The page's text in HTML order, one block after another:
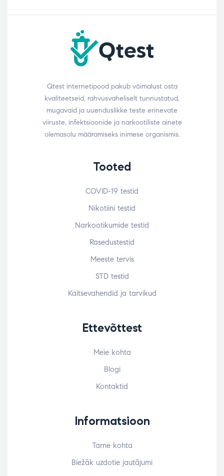
Qtest internetipood pakub võimalust osta
kvaliteetseid, rahvusvaheliselt tunnustatud,
mugavaid ja uuenduslikke teste erinevate
viiruste, infektsioonide ja narkootiliste ainete
olemasolu määramiseks inimese organismis.
Tooted
COVID-19 testid
Nikotiini testid
Narkootikumide testid
Rasedustestid
Meeste tervis
STD testid
Kaitsevahendid ja tarvikud
Ettevõttest
Meie kohta
Blogi
Kontaktid
Informatsioon
Tarne kohta
Biežāk uzdotie jautājumi